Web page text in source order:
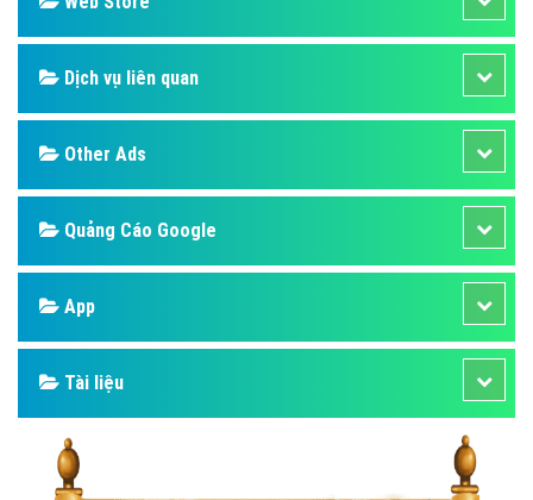
Dịch vụ liên quan
Other Ads
Quảng Cáo Google
App
Tài liệu